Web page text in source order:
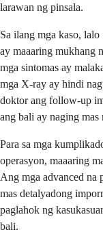
larawan ng pinsala.
Sa ilang mga kaso, lalo
ay maaaring mukhang
mga sintomas ay
mga X-ray ay hindi
doktor ang follow-up
ang bali ay naging mas
Para sa mga
operasyon, maaaring
Ang mga advanced na
mas detalyadong
paglahok ng
bali.